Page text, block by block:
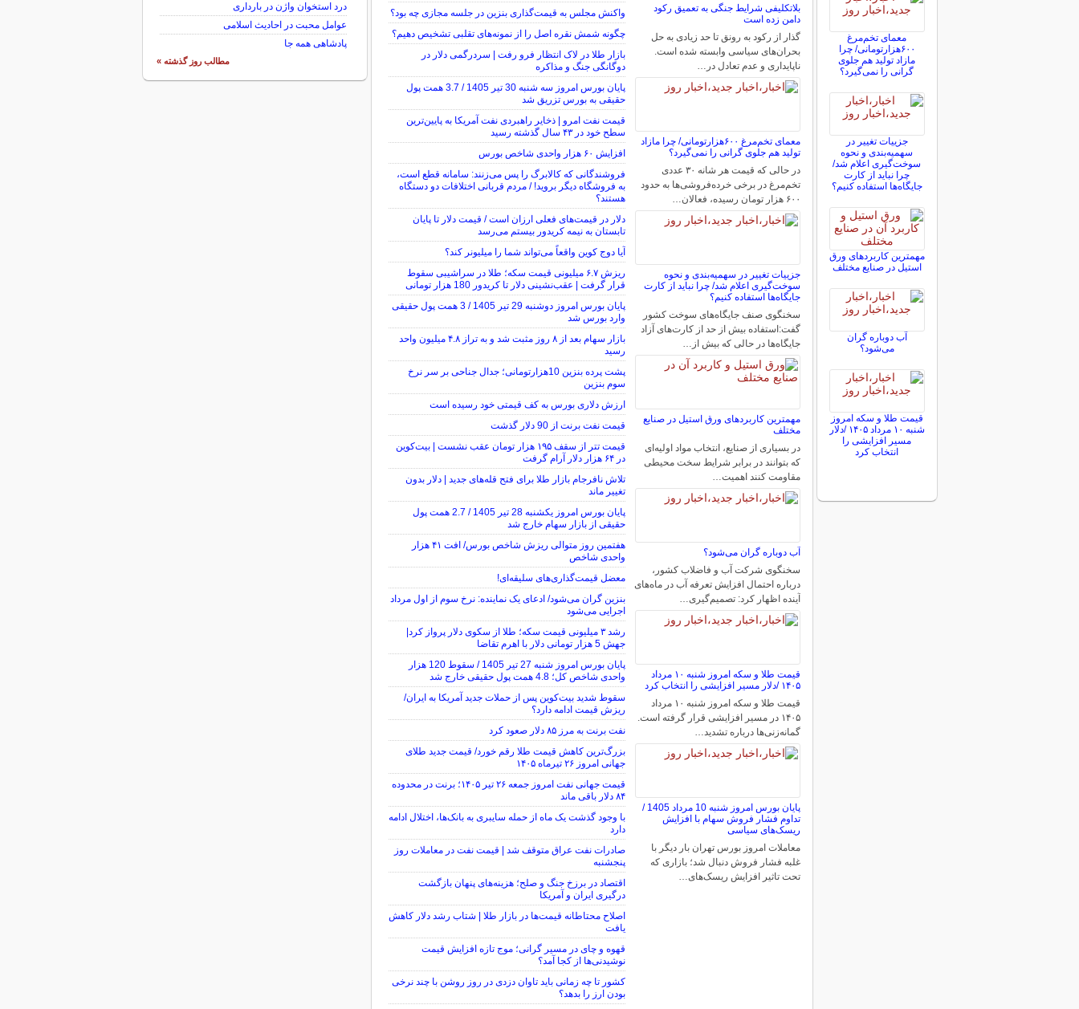
بلاتکلیفی‌ شرایط جنگی به تعمیق رکود
دامن زده است
گذار از رکود به رونق تا حد زیادی به حل
بحران‌های سیاسی وابسته شده است.
ناپایداری و عدم تعادل در…
معمای تخم‌مرغ ۶۰۰هزارتومانی/ چرا مازاد
تولید هم جلوی گرانی را نمی‌گیرد؟
در حالی که قیمت هر شانه ۳۰ عددی
تخم‌مرغ در برخی خرده‌فروشی‌ها به حدود
۶۰۰ هزار تومان رسیده، فعالان…
جزییات تغییر در سهمیه‌بندی و نحوه
سوخت‌گیری اعلام شد/ چرا نباید از کارت
جایگاه‌ها استفاده کنیم؟
سخنگوی صنف جایگاه‌های سوخت کشور
گفت:استفاده بیش از حد از کارت‌های آزاد
جایگاه‌ها در حالی که بیش از…
مهمترین کاربردهای ورق استیل در صنایع
مختلف
در بسیاری از صنایع، انتخاب مواد اولیه‌ای
که بتوانند در برابر شرایط سخت محیطی
مقاومت کنند اهمیت…
آب دوباره گران می‌شود؟
سخنگوی شرکت آب و فاضلاب کشور،
درباره احتمال افزایش تعرفه آب در ماه‌های
آینده اظهار کرد: تصمیم‌گیری…
قیمت طلا و سکه امروز شنبه ۱۰ مرداد
۱۴۰۵ /دلار مسیر افزایشی را انتخاب کرد
قیمت طلا و سکه امروز شنبه ۱۰ مرداد
۱۴۰۵ در مسیر افزایشی قرار گرفته است.
گمانه‌زنی‌ها درباره تشدید…
پایان بورس امروز شنبه 10 مرداد 1405 /
تداوم فشار فروش سهام با افزایش
ریسک‌های سیاسی
معاملات امروز بورس تهران بار دیگر با
غلبه فشار فروش دنبال شد؛ بازاری که
تحت تاثیر افزایش ریسک‌های…
واکنش مجلس به قیمت‌گذاری بنزین در جلسه مجازی چه بود؟
چگونه شمش نقره اصل را از نمونه‌های تقلبی تشخیص دهیم؟
بازار طلا در لاک انتظار فرو رفت | سردرگمی دلار در
دوگانگی جنگ و مذاکره
پایان بورس امروز سه شنبه 30 تیر 1405 / 3.7 همت پول
حقیقی به بورس تزریق شد
قیمت نفت امرو | ذخایر راهبردی نفت آمریکا به پایین‌ترین
سطح خود در ۴۳ سال گذشته رسید
افزایش ۶۰ هزار واحدی شاخص بورس
فروشندگانی که کالابرگ را پس می‌زنند: سامانه قطع است،
به فروشگاه دیگر بروید! / مردم قربانی اختلافات دو دستگاه
هستند؟
دلار در قیمت‌های فعلی ارزان است / قیمت دلار تا پایان
تابستان به نیمه کریدور بیستم می‌رسد
آیا دوج‌ کوین واقعاً می‌تواند شما را میلیونر کند؟
ریزش ۶.۷ میلیونی قیمت سکه؛ طلا در سراشیبی سقوط
قرار گرفت | عقب‌نشینی دلار تا کریدور 180 هزار تومانی
پایان بورس امروز دوشنبه 29 تیر 1405 / 3 همت پول حقیقی
وارد بورس شد
بازار سهام بعد از ۸ روز مثبت شد و به تراز ۴.۸ میلیون واحد
رسید
پشت پرده بنزین 10‌هزارتومانی؛ جدال جناحی بر سر نرخ
سوم بنزین
ارزش دلاری بورس به کف قیمتی خود رسیده است
قیمت نفت برنت از 90 دلار گذشت
قیمت تتر از سقف ۱۹۵ هزار تومان عقب نشست | بیت‌کوین
در ۶۴ هزار دلار آرام گرفت
تلاش نافرجام بازار طلا برای فتح قله‌های جدید | دلار بدون
تغییر ماند
پایان بورس امروز یکشنبه 28 تیر 1405 / 2.7 همت پول
حقیقی از بازار سهام خارج شد
هفتمین روز متوالی ریزش شاخص بورس/ افت ۴۱ هزار
واحدی شاخص
معضل قیمت‌گذاری‌های سلیقه‌ای!
بنزین گران می‌شود/ ادعای یک نماینده: نرخ سوم از اول مرداد
اجرایی می‌شود
رشد ۳ میلیونی قیمت سکه؛ طلا از سکوی دلار پرواز کرد|
جهش 5 هزار تومانی دلار با اهرم تقاضا
پایان بورس امروز شنبه 27 تیر 1405 / سقوط 120 هزار
واحدی شاخص کل؛ 4.8 همت پول حقیقی خارج شد
سقوط شدید بیت‌کوین پس از حملات جدید آمریکا به ایران/
ریزش قیمت ادامه دارد؟
نفت برنت به مرز ۸۵ دلار صعود کرد
بزرگ‌ترین کاهش قیمت طلا رقم خورد/ قیمت جدید طلای
جهانی امروز ۲۶ تیرماه ۱۴۰۵
قیمت جهانی نفت امروز جمعه ۲۶ تیر ۱۴۰۵؛ برنت در محدوده
۸۴ دلار باقی ماند
با وجود گذشت یک ماه از حمله سایبری به بانک‌ها، اختلال ادامه
دارد
صادرات نفت عراق متوقف شد | قیمت نفت در معاملات روز
پنجشنبه
اقتصاد در برزخ جنگ و صلح؛ هزینه‌های پنهان بازگشت
درگیری ایران و آمریکا
اصلاح محتاطانه قیمت‌ها در بازار طلا | شتاب رشد دلار کاهش
یافت
قهوه و چای در مسیر گرانی؛ موج تازه افزایش قیمت
نوشیدنی‌ها از کجا آمد؟
کشور تا چه زمانی باید تاوان دزدی در روز روشن با چند نرخی
بودن ارز را بدهد؟
معمای تخم‌مرغ
۶۰۰هزارتومانی/ چرا
مازاد تولید هم جلوی
گرانی را نمی‌گیرد؟
جزییات تغییر در
سهمیه‌بندی و نحوه
سوخت‌گیری اعلام شد/
چرا نباید از کارت
جایگاه‌ها استفاده کنیم؟
مهمترین کاربردهای ورق
استیل در صنایع مختلف
آب دوباره گران
می‌شود؟
قیمت طلا و سکه امروز
شنبه ۱۰ مرداد ۱۴۰۵ /دلار
مسیر افزایشی را
انتخاب کرد
درد استخوان واژن در بارداری
عوامل محبت در احادیث اسلامى
پادشاهی همه جا
مطالب روز گذشته »